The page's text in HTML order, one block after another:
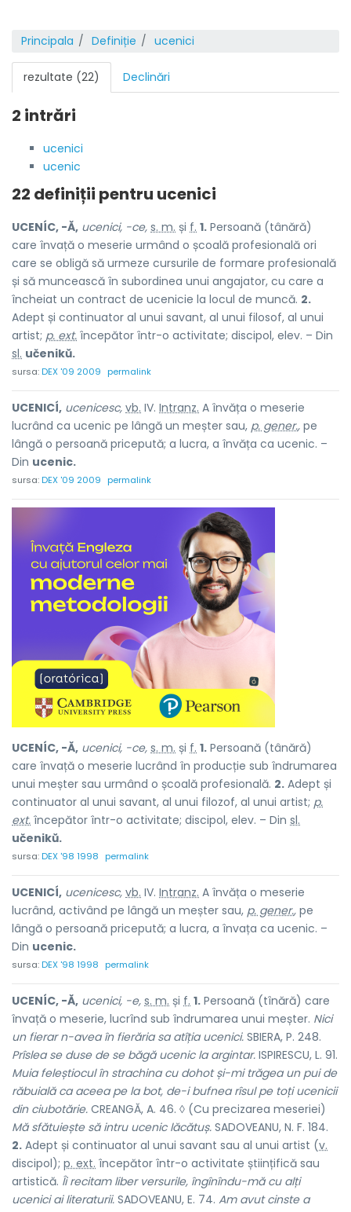
Principala Definiție ucenici
rezultate (22) Declinări
2 intrări
ucenici
ucenic
22 definiții pentru ucenici
UCENÍC, -Ă, ucenici, -ce, s. m. și f. 1. Persoană (tânără)
care învață o meserie urmând o școală profesională ori
care se obligă să urmeze cursurile de formare profesională
și să muncească în subordinea unui angajator, cu care a
încheiat un contract de ucenicie la locul de muncă. 2.
Adept și continuator al unui savant, al unui filosof, al unui
artist; p. ext. începător într-o activitate; discipol, elev. – Din
sl. učenikŭ.
sursa:DEX '09 2009 permalink
UCENICÍ, ucenicesc, vb. IV. Intranz. A învăța o meserie
lucrând ca ucenic pe lângă un meșter sau, p. gener., pe
lângă o persoană pricepută; a lucra, a învăța ca ucenic. –
Din ucenic.
sursa:DEX '09 2009 permalink
UCENÍC, -Ă, ucenici, -ce, s. m. și f. 1. Persoană (tânără)
care învață o meserie lucrând în producție sub îndrumarea
unui meșter sau urmând o școală profesională. 2. Adept și
continuator al unui savant, al unui filozof, al unui artist; p.
ext. începător într-o activitate; discipol, elev. – Din sl.
učenikŭ.
sursa:DEX '98 1998 permalink
UCENICÍ, ucenicesc, vb. IV. Intranz. A învăța o meserie
lucrând, activând pe lângă un meșter sau, p. gener., pe
lângă o persoană pricepută; a lucra, a învața ca ucenic. –
Din ucenic.
sursa:DEX '98 1998 permalink
UCENÍC, -Ă, ucenici, -e, s. m. și f. 1. Persoană (tînără) care
învață o meserie, lucrînd sub îndrumarea unui meșter. Nici
un fierar n-avea în fierăria sa atîția ucenici. SBIERA, P. 248.
Prîslea se duse de se băgă ucenic la argintar. ISPIRESCU, L. 91.
Muia feleștiocul în strachina cu dohot și-mi trăgea un pui de
răbuială ca aceea pe la bot, de-i bufnea rîsul pe toți ucenicii
din ciubotărie. CREANGĂ, A. 46. ◊ (Cu precizarea meseriei)
Mă sfătuiește să intru ucenic lăcătuș. SADOVEANU, N. F. 184.
2. Adept și continuator al unui savant sau al unui artist (v.
discipol); p. ext. începător într-o activitate științifică sau
artistică. Îi recitam liber versurile, îngînîndu-mă cu alți
ucenici ai literaturii. SADOVEANU, E. 74. Am avut cinste a